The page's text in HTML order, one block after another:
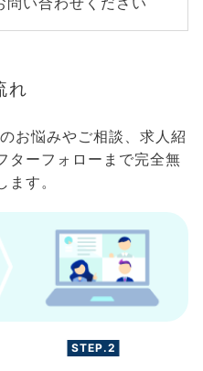
れ
お悩みやご相談、求人紹
ターフォローまで完全無
す。
STEP.2